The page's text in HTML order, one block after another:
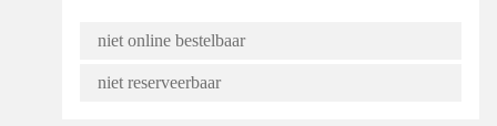
niet online bestelbaar
niet reserveerbaar